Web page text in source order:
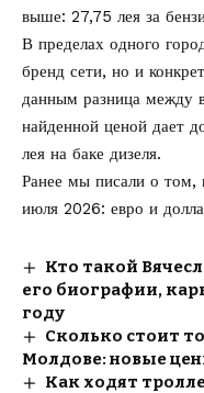
выше: 27,75 лея за
В пределах одного
бренд сети, но и
данным разница между
найденной ценой дает
лея на баке дизеля.
Ранее мы писали о том,
июля 2026: евро и
Кто такой
его биографии,
году
Сколько стоит
Молдове: новые
Как ходят